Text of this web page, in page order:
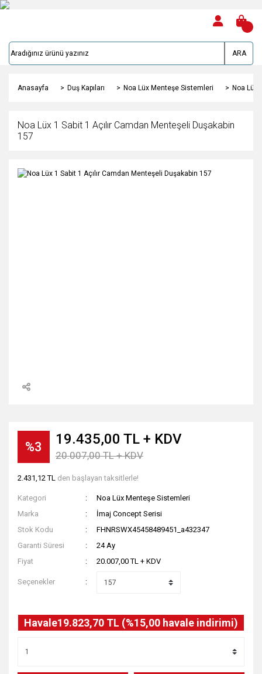
ARA
Anasayfa Duş Kapıları Noa Lüx Menteşe Sistemleri Noa Lüx
Noa Lüx 1 Sabit 1 Açılır Camdan Menteşeli Duşakabin
157
%3 19.435,00 TL + KDV
20.007,00 TL + KDV
2.431,12 TL den başlayan taksitlerle!
Kategori
Noa Lüx Menteşe Sistemleri
Marka
İmaj Concept Serisi
Stok Kodu
FHNRSWX45458489451_a432347
Garanti Süresi
24 Ay
Fiyat
20.007,00 TL + KDV
Seçenekler
Havale19.823,70 TL (%15,00 havale indirimi)